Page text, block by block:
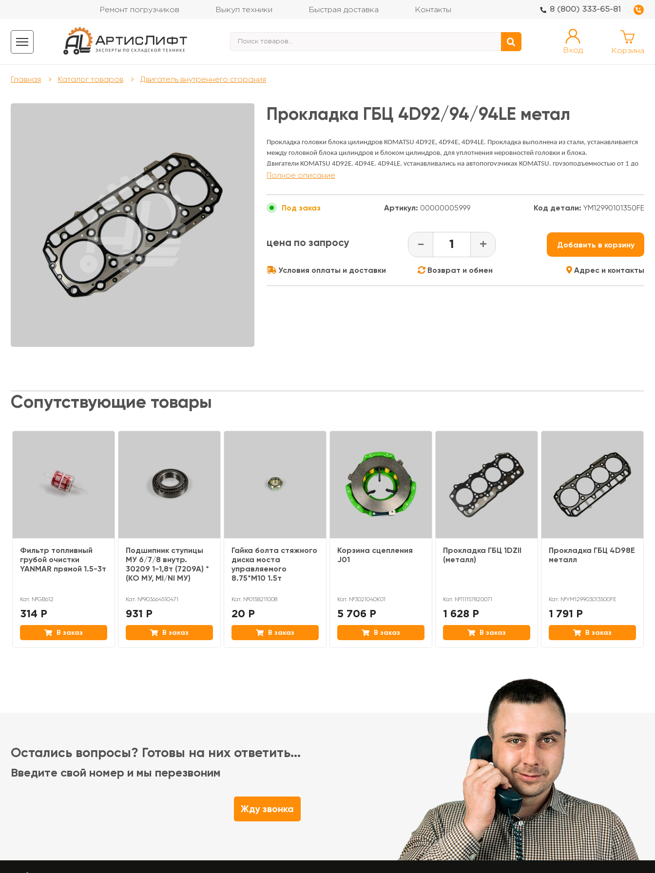
Ремонт погрузчиков Выкуп техники Быстрая доставка Контакты 8 (800) 333-65-81
Вход Корзина
Главная Каталог товаров Двигатель внутреннего сгорания
Прокладка ГБЦ 4D92/94/94LE метал
Прокладка головки блока цилиндров KOMATSU 4D92E, 4D94E, 4D94LE. Прокладка выполнена из стали, устанавливается
между головкой блока цилиндров и блоком цилиндров, для уплотнения неровностей головки и блока.
Двигатели KOMATSU 4D92E, 4D94E, 4D94LE, устанавливались на автопогрузчиках KOMATSU, грузоподъемностью от 1 до
2,5 тонн.
Полное описание
Под заказ Артикул: 00000005999 Код детали: YM12990101350FE
цена по запросу - + Добавить в корзину
Условия оплаты и доставки Возврат и обмен Адрес и контакты
Сопутствующие товары
Фильтр топливный
грубой очистки
YANMAR прямой 1.5-3т
Кат. №GB612
314 Р
В заказ
Подшипник ступицы
МУ 6/7/8 внутр.
30209 1-1,8т (7209А) *
(KO МУ, MI/NI МУ)
Кат. №903664510471
931 Р
В заказ
Гайка болта стяжного
диска моста
управляемого
8.75*M10 1.5т
Кат. №0158211008
20 Р
В заказ
Корзина сцепления
J01
Кат. №3021040K01
5 706 Р
В заказ
Прокладка ГБЦ 1DZII
(металл)
Кат. №111157820071
1 628 Р
В заказ
Прокладка ГБЦ 4D98E
металл
Кат. №YM129903013500FE
1 791 Р
В заказ
Остались вопросы? Готовы на них ответить...
Введите свой номер и мы перезвоним
Жду звонка